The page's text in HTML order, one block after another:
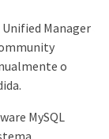
Manager
o
MySQL